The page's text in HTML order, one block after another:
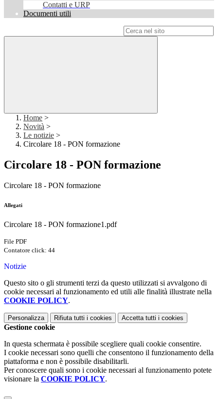
Contatti e URP
Documenti utili
Home >
Novità >
Le notizie >
Circolare 18 - PON formazione
Circolare 18 - PON formazione
Circolare 18 - PON formazione
Allegati
Circolare 18 - PON formazione1.pdf
File PDF
Contatore click: 44
Notizie
Questo sito o gli strumenti terzi da questo utilizzati si avvalgono di
cookie necessari al funzionamento ed utili alle finalità illustrate nella
COOKIE POLICY.
Personalizza Rifiuta tutti i cookies Accetta tutti i cookies
Gestione cookie
In questa schermata è possibile scegliere quali cookie consentire.
I cookie necessari sono quelli che consentono il funzionamento della
piattaforma e non è possibile disabilitarli.
Per conoscere quali sono i cookie necessari al funzionamento potete
visionare la COOKIE POLICY.